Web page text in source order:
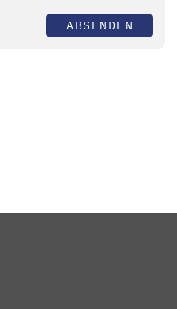
ABSENDEN